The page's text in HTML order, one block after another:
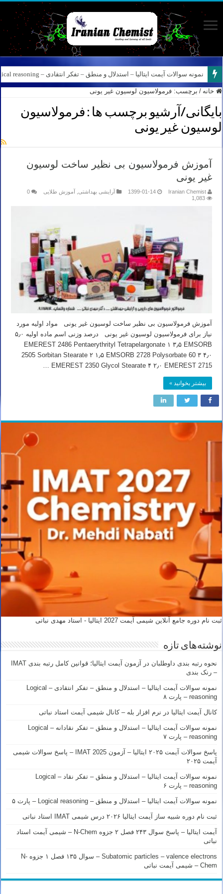
نمونه سوالات آیمت ایتالیا – استدلال و منطق – تفکر انتقادی – Logical reasoning – پارت ۸
کانال آیمت ایتالیا در نرم افزار بله – کانال شیمی آیمت استاد نباتی
خانه / برچسب: فرمولاسیون لوسیون غیر یونی
بایگانی/آرشیو برچسب ها : فرمولاسیون
لوسیون غیر یونی
آموزش فرمولاسیون بی نظیر ساخت لوسیون
غیر یونی
Iranian Chemist
1399-01-14 آرایشی بهداشتی آموزش طلایی
0
1,083
آموزش فرمولاسیون بی نظیر ساخت لوسیون غیر یونی مواد اولیه مورد
نیاز برای فرمولاسیون لوسیون غیر یونی درصد وزنی اسم ماده اولیه ۵٫۰
EMEREST 2486 Pentaerythrityl Tetrapelargonate ۱ ۳٫۵ EMSORB
2505 Sorbitan Stearate ۲ ۱٫۵ EMSORB 2728 Polysorbate 60 ۳ ۴٫۰
EMEREST 2350 Glycol Stearate ۴ ۲٫۰ EMEREST 2715 …
بیشتر بخوانید »
ثبت نام دوره جامع آنلاین شیمی آیمت 2027 ایتالیا - استاد مهدی نباتی
نوشته‌های تازه
نحوه رتبه بندی داوطلبان در آزمون آیمت ایتالیا؛ قوانین کامل رتبه بندی IMAT
– رنک بندی
نمونه سوالات آیمت ایتالیا – استدلال و منطق – تفکر انتقادی – Logical
reasoning – پارت ۸
کانال آیمت ایتالیا در نرم افزار بله – کانال شیمی آیمت استاد نباتی
نمونه سوالات آیمت ایتالیا – استدلال و منطق – تفکر نقادانه – Logical
reasoning – پارت ۷
پاسخ سوالات آیمت ۲۰۲۵ ایتالیا – آزمون IMAT 2025 – پاسخ سوالات شیمی
آیمت ۲۰۲۵
نمونه سوالات آیمت ایتالیا – استدلال و منطق – تفکر نقاد – Logical
reasoning – پارت ۶
نمونه سوالات آیمت ایتالیا – استدلال و منطق – Logical reasoning – پارت ۵
ثبت نام دوره شبیه ساز آیمت ایتالیا ۲۰۲۶ درس شیمی IMAT استاد نباتی
آیمت ایتالیا – پاسخ سوال ۲۴۳ فصل ۲ جزوه N-Chem – شیمی آیمت استاد
نباتی
Subatomic particles – valence electrons – سوال ۱۳۵ فصل ۱ جزوه N-
Chem – شیمی آیمت نباتی